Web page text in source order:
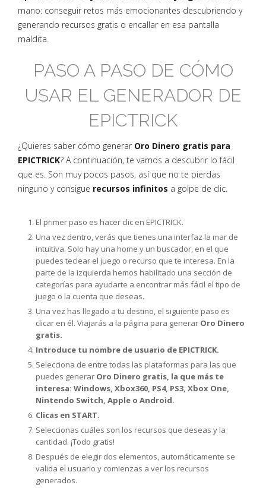
mano: conseguir retos más emocionantes descubriendo y
generando recursos gratis o encallar en esa pantalla
maldita.
PASO A PASO DE CÓMO
USAR EL GENERADOR DE
EPICTRICK
¿Quieres saber cómo generar Oro Dinero gratis para
EPICTRICK? A continuación, te vamos a descubrir lo fácil
que es. Son muy pocos pasos, así que no te pierdas
ninguno y consigue recursos infinitos a golpe de clic.
El primer paso es hacer clic en EPICTRICK.
Una vez dentro, verás que tienes una interfaz la mar de
intuitiva. Solo hay una home y un buscador, en el que
puedes teclear el juego o recurso que te interesa. En la
parte de la izquierda hemos habilitado una sección de
categorías para ayudarte a encontrar más fácil el tipo de
juego o la cuenta que deseas.
Una vez has llegado a tu destino, el siguiente paso es
clicar en él. Viajarás a la página para generar Oro Dinero
gratis.
Introduce tu nombre de usuario de EPICTRICK.
Selecciona de entre todas las plataformas para las que
puedes generar Oro Dinero gratis, la que más te
interesa: Windows, Xbox360, PS4, PS3, Xbox One,
Nintendo Switch, Apple o Android.
Clicas en START.
Seleccionas cuáles son los recursos que deseas y la
cantidad. ¡Todo gratis!
Después de elegir dos elementos, automáticamente se
valida el usuario y comienzas a ver los recursos
generados.